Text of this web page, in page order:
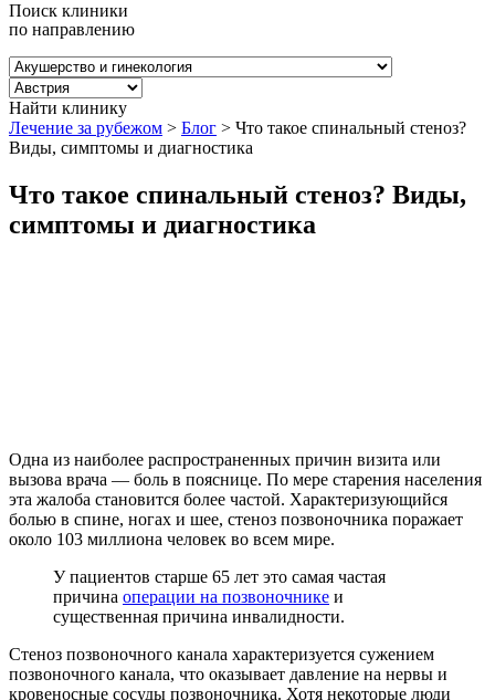
Поиск клиники
по направлению
Найти клинику
Лечение за рубежом > Блог > Что такое спинальный стеноз?
Виды, симптомы и диагностика
Что такое спинальный стеноз? Виды,
симптомы и диагностика
Одна из наиболее распространенных причин визита или
вызова врача — боль в пояснице. По мере старения населения
эта жалоба становится более частой. Характеризующийся
болью в спине, ногах и шее, стеноз позвоночника поражает
около 103 миллиона человек во всем мире.
У пациентов старше 65 лет это самая частая
причина операции на позвоночнике и
существенная причина инвалидности.
Стеноз позвоночного канала характеризуется сужением
позвоночного канала, что оказывает давление на нервы и
кровеносные сосуды позвоночника. Хотя некоторые люди